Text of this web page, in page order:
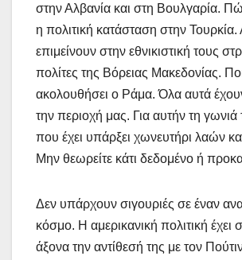
στην Αλβανία και στη Βουλγαρία.
η πολιτική κατάσταση στην
επιμείνουν στην εθνικιστική τους
πολίτες της Βόρειας Μακεδονίας.
ακολουθήσει ο Ράμα. Όλα αυτά
την περιοχή μας. Για αυτήν τη
που έχει υπάρξει χωνευτήρι λαών
Μην θεωρείτε κάτι δεδομένο ή
Δεν υπάρχουν σιγουριές σε έναν
κόσμο. Η αμερικανική πολιτική έχει
άξονα την αντίθεσή της με τον